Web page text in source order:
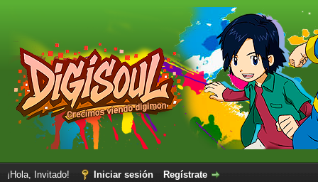
¡Hola, Invitado! Iniciar sesión Regístrate